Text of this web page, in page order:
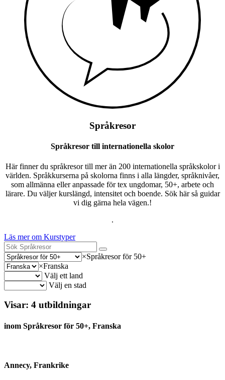
Språkresor
Språkresor till internationella skolor
Här finner du språkresor till mer än 200 internationella språkskolor i
världen. Språkkurserna på skolorna finns i alla längder, språknivåer,
som allmänna eller anpassade för tex ungdomar, 50+, arbete och
lärare. Du väljer kurslängd, intensitet och boende. Sök här så guidar
vi dig gärna hela vägen.!
.
Läs mer om Kurstyper
×Språkresor för 50+
×Franska
Välj ett land
Välj en stad
Visar: 4 utbildningar
inom Språkresor för 50+, Franska
Annecy, Frankrike